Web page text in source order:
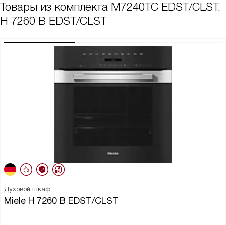
Товары из комплекта M7240TC EDST/CLST,
H 7260 B EDST/CLST
Духовой шкаф
Miele H 7260 B EDST/CLST